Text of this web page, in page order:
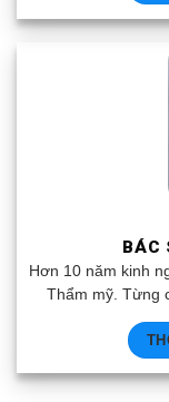
BÁC
Hơn 10 năm kinh
Thẩm mỹ. Từng